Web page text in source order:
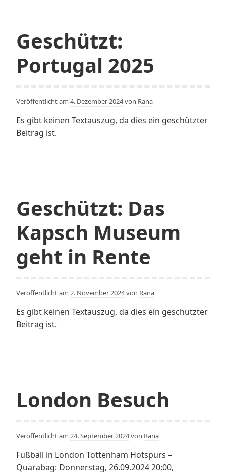
Geschützt:
Portugal 2025
Veröffentlicht am 4. Dezember 2024von Rana
Es gibt keinen Textauszug, da dies ein geschützter
Beitrag ist.
Geschützt: Das
Kapsch Museum
geht in Rente
Veröffentlicht am 2. November 2024von Rana
Es gibt keinen Textauszug, da dies ein geschützter
Beitrag ist.
London Besuch
Veröffentlicht am 24. September 2024von Rana
Fußball in London Tottenham Hotspurs –
Quarabag: Donnerstag, 26.09.2024 20:00,